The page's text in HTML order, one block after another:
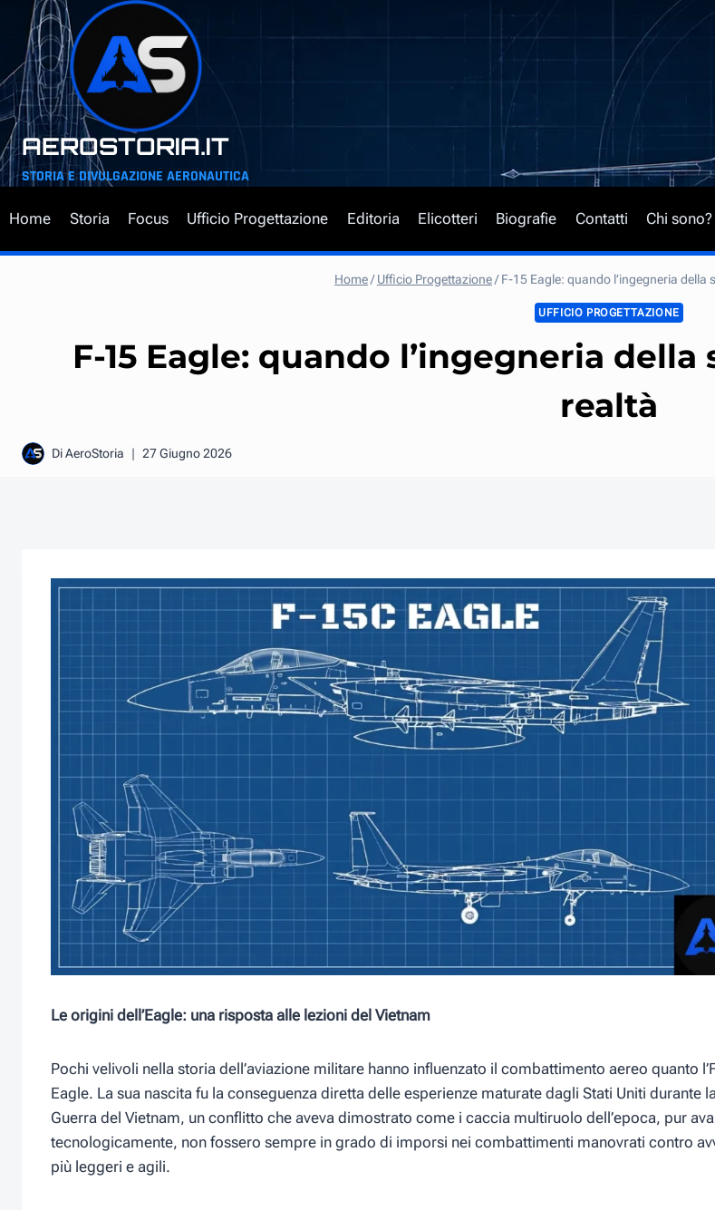
Salta
contenuto
AEROSTORIA.IT
STORIA E DIVULGAZIONE AERONAUTICA
Home Storia Focus Ufficio Progettazione Editoria Elicotteri Biografie Contatti Chi sono?
Home/ Ufficio Progettazione/ F-15 Eagle: quando l’ingegneria della
UFFICIO PROGETTAZIONE
F-15 Eagle: quando l’ingegneria
realtà
DiAeroStoria 27 Giugno 2026
Le origini dell’Eagle: una risposta alle lezioni del Vietnam
Pochi velivoli nella storia dell’aviazione militare hanno influenzato il combattimento aereo quanto
Eagle. La sua nascita fu la conseguenza diretta delle esperienze maturate dagli Stati Uniti durante
Guerra del Vietnam, un conflitto che aveva dimostrato come i caccia multiruolo dell’epoca, pur
tecnologicamente, non fossero sempre in grado di imporsi nei combattimenti manovrati contro
più leggeri e agili.